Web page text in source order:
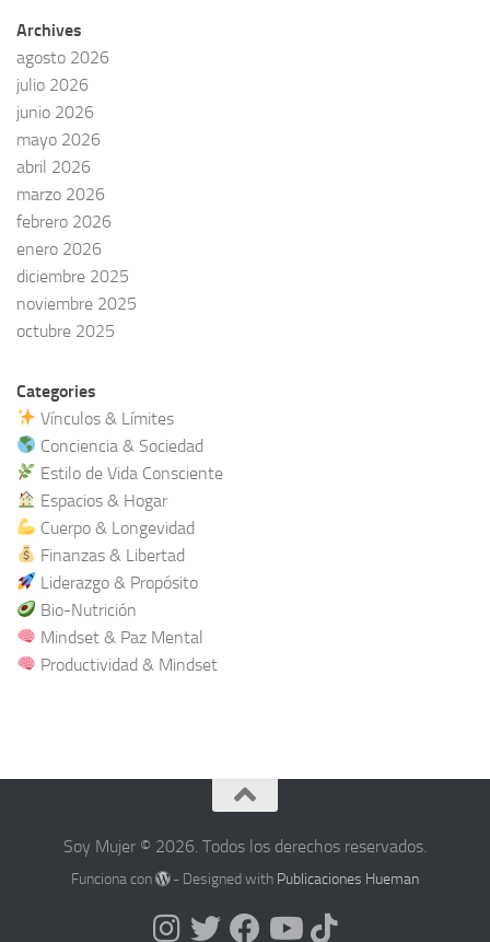
Archives
agosto 2026
julio 2026
junio 2026
mayo 2026
abril 2026
marzo 2026
febrero 2026
enero 2026
diciembre 2025
noviembre 2025
octubre 2025
Categories
Vínculos & Límites
Conciencia & Sociedad
Estilo de Vida Consciente
Espacios & Hogar
Cuerpo & Longevidad
Finanzas & Libertad
Liderazgo & Propósito
Bio-Nutrición
Mindset & Paz Mental
Productividad & Mindset
Soy Mujer © 2026. Todos los derechos reservados.
Funciona con - Designed with Publicaciones Hueman